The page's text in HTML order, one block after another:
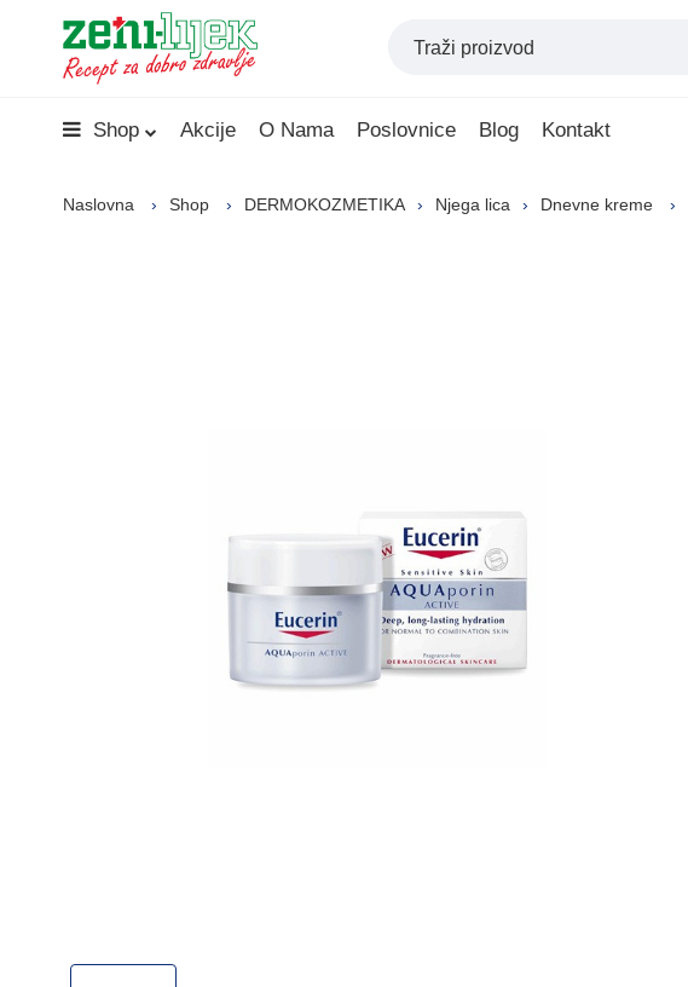
Shop Akcije O Nama Poslovnice Blog Kontakt
Naslovna Shop DERMOKOZMETIKA Njega lica Dnevne kreme